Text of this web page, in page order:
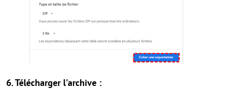
6. Télécharger l'archive :